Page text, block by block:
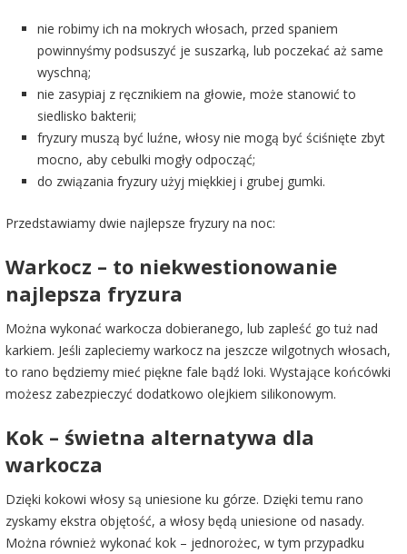
nie robimy ich na mokrych włosach, przed spaniem
powinnyśmy podsuszyć je suszarką, lub poczekać aż same
wyschną;
nie zasypiaj z ręcznikiem na głowie, może stanowić to
siedlisko bakterii;
fryzury muszą być luźne, włosy nie mogą być ściśnięte zbyt
mocno, aby cebulki mogły odpocząć;
do związania fryzury użyj miękkiej i grubej gumki.
Przedstawiamy dwie najlepsze fryzury na noc:
Warkocz – to niekwestionowanie
najlepsza fryzura
Można wykonać warkocza dobieranego, lub zapleść go tuż nad
karkiem. Jeśli zapleciemy warkocz na jeszcze wilgotnych włosach,
to rano będziemy mieć piękne fale bądź loki. Wystające końcówki
możesz zabezpieczyć dodatkowo olejkiem silikonowym.
Kok – świetna alternatywa dla
warkocza
Dzięki kokowi włosy są uniesione ku górze. Dzięki temu rano
zyskamy ekstra objętość, a włosy będą uniesione od nasady.
Można również wykonać kok – jednorożec, w tym przypadku